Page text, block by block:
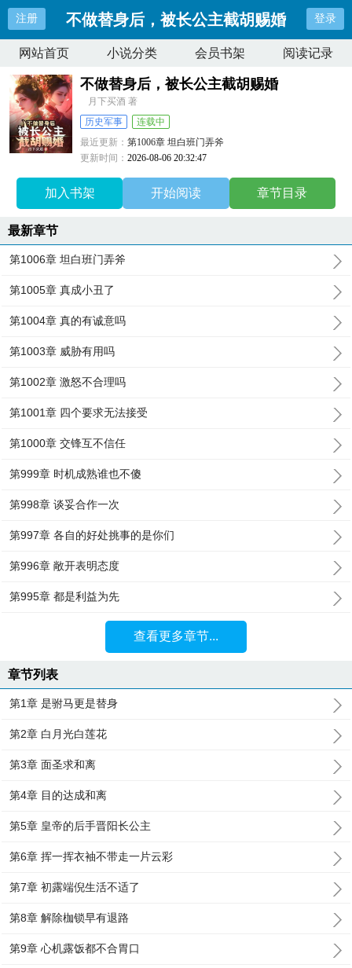
注册 不做替身后，被长公主截胡赐婚 登录
网站首页 小说分类 会员书架 阅读记录
不做替身后，被长公主截胡赐婚
月下买酒 著
历史军事
连载中
最近更新：第1006章 坦白班门弄斧
更新时间：2026-08-06 20:32:47
加入书架 开始阅读 章节目录
最新章节
第1006章 坦白班门弄斧
第1005章 真成小丑了
第1004章 真的有诚意吗
第1003章 威胁有用吗
第1002章 激怒不合理吗
第1001章 四个要求无法接受
第1000章 交锋互不信任
第999章 时机成熟谁也不傻
第998章 谈妥合作一次
第997章 各自的好处挑事的是你们
第996章 敞开表明态度
第995章 都是利益为先
查看更多章节...
章节列表
第1章 是驸马更是替身
第2章 白月光白莲花
第3章 面圣求和离
第4章 目的达成和离
第5章 皇帝的后手晋阳长公主
第6章 挥一挥衣袖不带走一片云彩
第7章 初露端倪生活不适了
第8章 解除枷锁早有退路
第9章 心机露饭都不合胃口